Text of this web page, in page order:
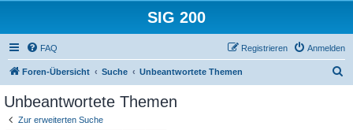
SIG 200
FAQ Anmelden
Registrieren
Foren-Übersicht Suche Unbeantwortete Themen
Unbeantwortete Themen
Zur erweiterten Suche